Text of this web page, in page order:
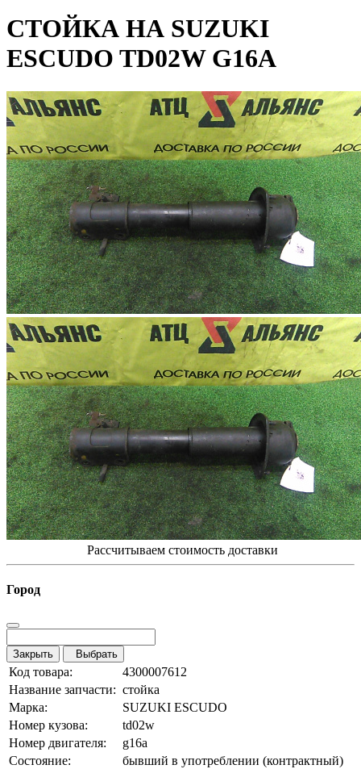
СТОЙКА НА SUZUKI
ESCUDO TD02W G16A
Рассчитываем стоимость доставки
Город
Закрыть Выбрать
Код товара:
4300007612
Название запчасти: стойка
Марка:
SUZUKI ESCUDO
Номер кузова:
td02w
Номер двигателя:
g16a
Состояние:
бывший в употреблении (контрактный)